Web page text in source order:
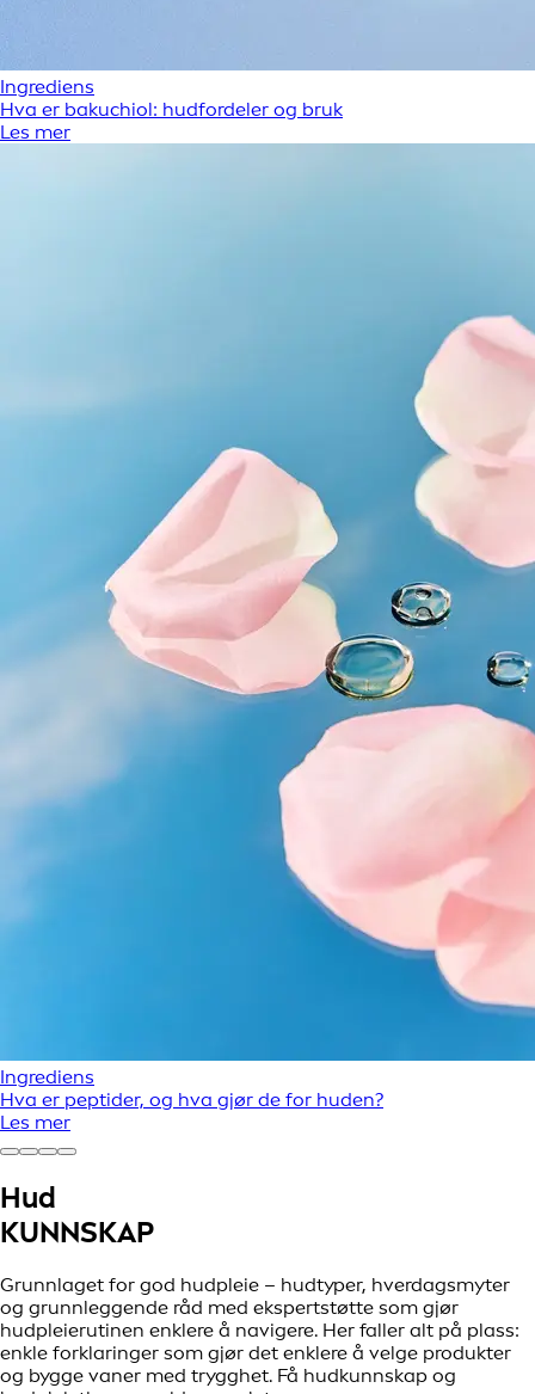
Ingrediens
Hva er bakuchiol: hudfordeler og bruk
Les mer
Ingrediens
Hva er peptider, og hva gjør de for huden?
Les mer
Hud
KUNNSKAP
Grunnlaget for god hudpleie – hudtyper, hverdagsmyter
og grunnleggende råd med ekspertstøtte som gjør
hudpleierutinen enklere å navigere. Her faller alt på plass:
enkle forklaringer som gjør det enklere å velge produkter
og bygge vaner med trygghet. Få hudkunnskap og